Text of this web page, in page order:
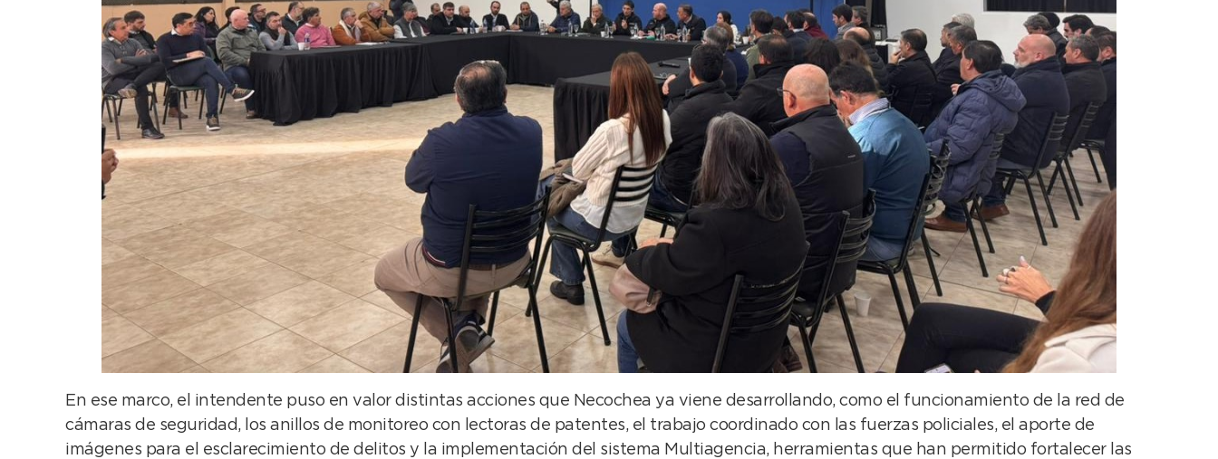
En ese marco, el intendente puso en valor distintas acciones que Necochea ya viene desarrollando, como el funcionamiento de la red de
cámaras de seguridad, los anillos de monitoreo con lectoras de patentes, el trabajo coordinado con las fuerzas policiales, el aporte de
imágenes para el esclarecimiento de delitos y la implementación del sistema Multiagencia, herramientas que han permitido fortalecer las